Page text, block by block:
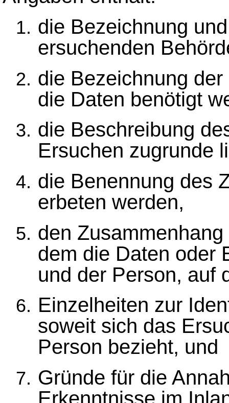
die Bezeichnung
ersuchenden
die Bezeichnung
die Daten benötigt
die Beschreibung
Ersuchen zugrunde
die Benennung des
erbeten werden,
den
dem die Daten oder
und der Person, auf
Einzelheiten zur
soweit sich das
Person bezieht, und
Gründe für die